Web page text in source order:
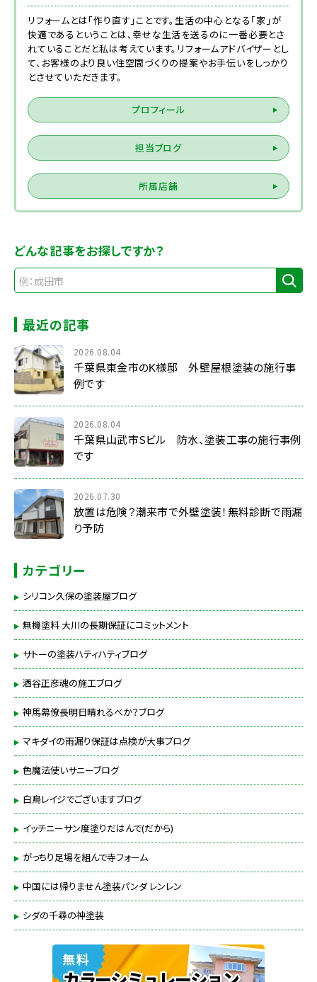
リフォームとは「作り直す」ことです。生活の中心となる「家」が
快適であるということは、幸せな生活を送るのに一番必要とさ
れていることだと私は考えています。リフォームアドバイザーとし
て、お客様のより良い住空間づくりの提案やお手伝いをしっかり
とさせていただきます。
プロフィール
担当ブログ
所属店舗
どんな記事をお探しですか？
最近の記事
2026.08.04
千葉県東金市のK様邸 外壁屋根塗装の施行事
例です
2026.08.04
千葉県山武市Sビル 防水、塗装工事の施行事例
です
2026.07.30
放置は危険？潮来市で外壁塗装！無料診断で雨漏
り予防
カテゴリー
シリコン久保の塗装屋ブログ
無機塗料 大川の長期保証にコミットメント
サトーの塗装ハティハティブログ
酒谷正彦魂の施工ブログ
神馬幕僚長明日晴れるべか？ブログ
マキダイの雨漏り保証は点検が大事ブログ
色魔法使いサニーブログ
白鳥レイジでございますブログ
イッチニーサン度塗りだはんで(だから)
がっちり足場を組んで寺フォーム
中国には帰りません塗装パンダ レンレン
シダの千尋の神塗装